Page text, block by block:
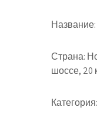
Название:
Страна:
шоссе, 20
Категория: